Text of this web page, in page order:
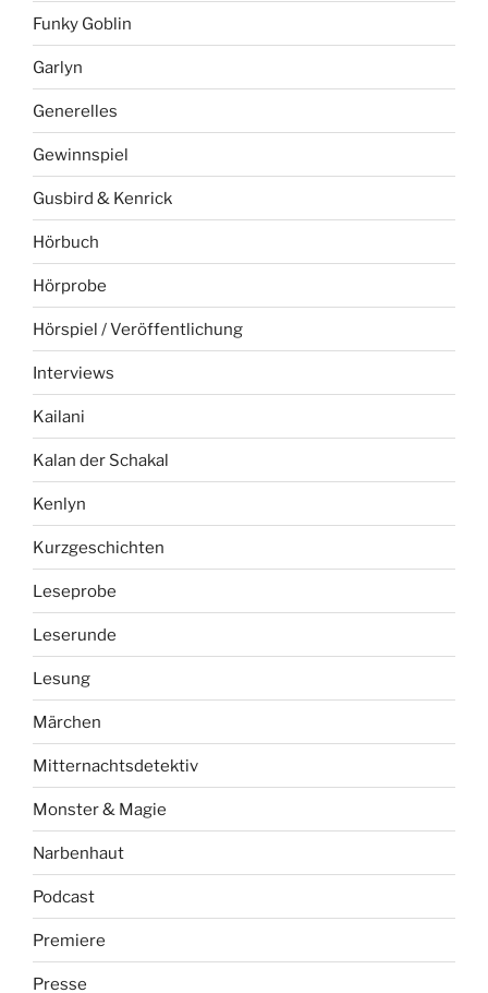
Funky Goblin
Garlyn
Generelles
Gewinnspiel
Gusbird & Kenrick
Hörbuch
Hörprobe
Hörspiel / Veröffentlichung
Interviews
Kailani
Kalan der Schakal
Kenlyn
Kurzgeschichten
Leseprobe
Leserunde
Lesung
Märchen
Mitternachtsdetektiv
Monster & Magie
Narbenhaut
Podcast
Premiere
Presse